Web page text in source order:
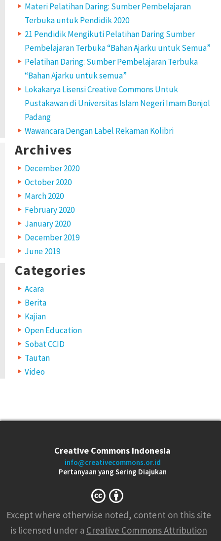
Materi Pelatihan Daring: Sumber Pembelajaran
Terbuka untuk Pendidik 2020
21 Pendidik Mengikuti Pelatihan Daring Sumber
Pembelajaran Terbuka “Bahan Ajarku untuk Semua”
Pelatihan Daring: Sumber Pembelajaran Terbuka
“Bahan Ajarku untuk semua”
Lokakarya Lisensi Creative Commons Untuk
Pustakawan di Universitas Islam Negeri Imam Bonjol
Padang
Wawancara Dengan Label Rekaman Kolibri
Archives
December 2020
October 2020
March 2020
February 2020
January 2020
December 2019
June 2019
Categories
Acara
Berita
Kajian
Open Education
Sobat CCID
Tautan
Video
Creative Commons Indonesia
info@creativecommons.or.id
Pertanyaan yang Sering Diajukan
Except where otherwise noted, content on this site
is licensed under a Creative Commons Attribution